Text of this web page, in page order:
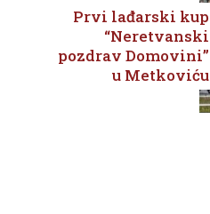
Prvi lađarski kup
“Neretvanski
pozdrav Domovini”
u Metkoviću